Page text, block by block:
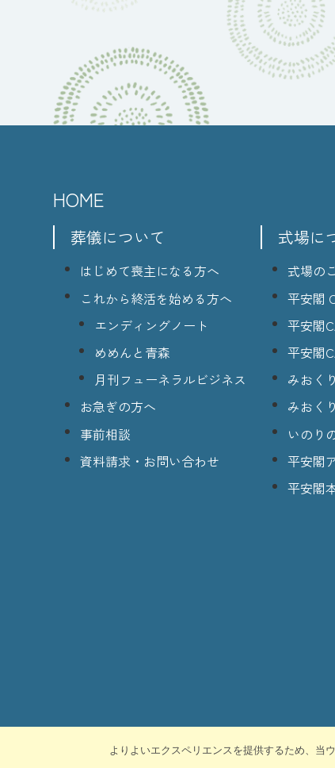
HOME
葬儀について
はじめて喪主になる方へ
これから終活を始める方へ
エンディングノート
めめんと青森
月刊フューネラルビジネス
お急ぎの方へ
事前相談
資料請求・お問い合わせ
式場に
式場の
平安閣
平安閣
平安閣
みおく
みおく
いのり
平安閣
平安閣
よりよいエクスペリエンスを提供するため、